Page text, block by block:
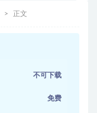
正文
不可下载
免费